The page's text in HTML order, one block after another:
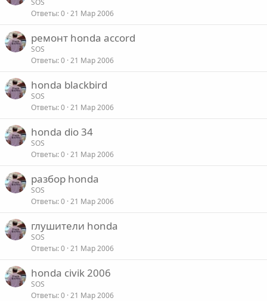
SOS
Ответы 0 21 Мар 2006
ремонт honda accord
SOS
Ответы 0 21 Мар 2006
honda blackbird
SOS
Ответы 0 21 Мар 2006
honda dio 34
SOS
Ответы 0 21 Мар 2006
разбор honda
SOS
Ответы 0 21 Мар 2006
глушители honda
SOS
Ответы 0 21 Мар 2006
honda civik 2006
SOS
Ответы 0 21 Мар 2006